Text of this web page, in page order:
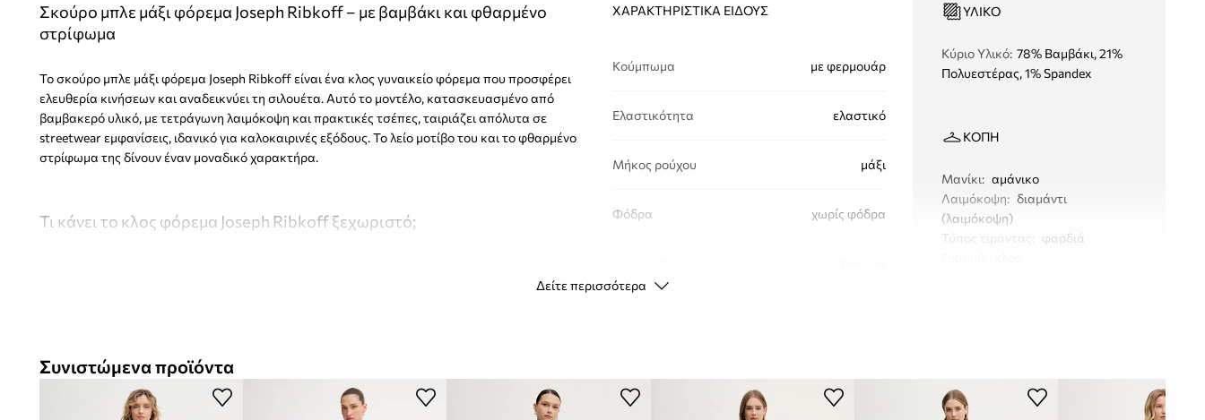
Σκούρο μπλε μάξι φόρεμα Joseph Ribkoff – με βαμβάκι και φθαρμένο
στρίφωμα
Το σκούρο μπλε μάξι φόρεμα Joseph Ribkoff είναι ένα κλος γυναικείο φόρεμα που προσφέρει
ελευθερία κινήσεων και αναδεικνύει τη σιλουέτα. Αυτό το μοντέλο, κατασκευασμένο από
βαμβακερό υλικό, με τετράγωνη λαιμόκοψη και πρακτικές τσέπες, ταιριάζει απόλυτα σε
streetwear εμφανίσεις, ιδανικό για καλοκαιρινές εξόδους. Το λείο μοτίβο του και το φθαρμένο
στρίφωμα της δίνουν έναν μοναδικό χαρακτήρα.
Τι κάνει το κλος φόρεμα Joseph Ribkoff ξεχωριστό;
Στυλ streetwear
ταιριάζει απόλυτα στις αστικές τάσεις, ιδανικό για
καλοκαιρινές εξόδους
Ελαστικό υλικόμε βαμβάκι εξασφαλίζει άνετη εφαρμογή στη σιλουέτα
ΧΑΡΑΚΤΗΡΙΣΤΙΚΆ ΕΊΔΟΥΣ
Κούμπωμα με φερμουάρ
Ελαστικότητα ελαστικό
Μήκος ρούχου μάξι
Φόδρα χωρίς φόδρα
λουράκι
Κωδικός
ΥΛΙΚΌ
Κύριο Υλικό: 78% Βαμβάκι, 21%
Πολυεστέρας, 1% Spandex
ΚΟΠΉ
Μανίκι: αμάνικο
Λαιμόκοψη: διαμάντι
(λαιμόκοψη)
Τύπος τιράντας
φαρδιά
Πλάτος μασχάλης:
Δείτε περισσότερα
Συνιστώμενα προϊόντα